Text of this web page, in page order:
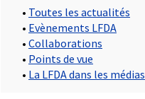
• Toutes les actualités
• Evènements LFDA
• Collaborations
• Points de vue
• La LFDA dans les médias